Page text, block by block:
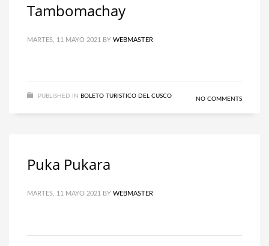
Tambomachay
MARTES, 11 MAYO 2021 BY WEBMASTER
PUBLISHED IN BOLETO TURISTICO DEL CUSCO NO COMMENTS
Puka Pukara
MARTES, 11 MAYO 2021 BY WEBMASTER